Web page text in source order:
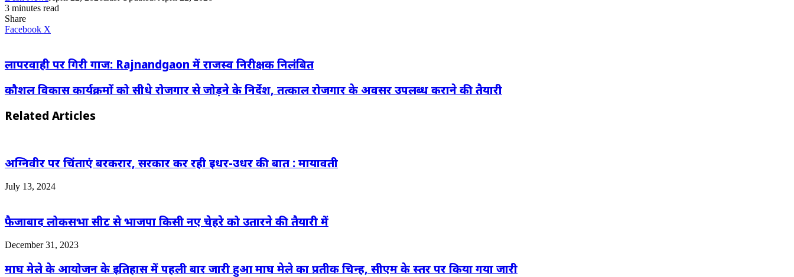
3 minutes read
Share
Facebook X
लापरवाही पर गिरी गाज: Rajnandgaon में राजस्व निरीक्षक निलंबित
कौशल विकास कार्यक्रमों को सीधे रोजगार से जोड़ने के निर्देश, तत्काल रोजगार के अवसर उपलब्ध कराने की तैयारी
Related Articles
अग्निवीर पर चिंताएं बरकरार, सरकार कर रही इधर-उधर की बात : मायावती
July 13, 2024
फैजाबाद लोकसभा सीट से भाजपा किसी नए चेहरे को उतारने की तैयारी में
December 31, 2023
माघ मेले के आयोजन के इतिहास में पहली बार जारी हुआ माघ मेले का प्रतीक चिन्ह, सीएम के स्तर पर किया गया जारी